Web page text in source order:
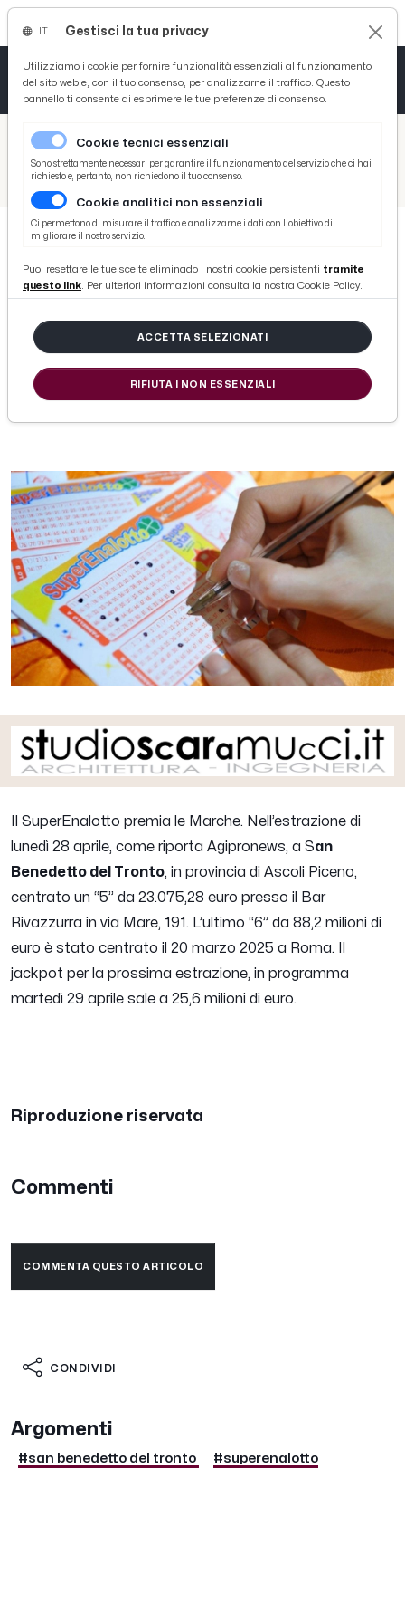
/ Picenotime
/ Comunicati Stampa
SuperEnalotto, sfiorato il ''6'' a San Benedetto del Tronto: centrato un ''5'' da oltre 23mila euro
SuperEnalotto, sfiorato il ''6'' a San
Benedetto del Tronto: centrato un
''5'' da oltre 23mila euro
di Redazione Picenotime
Il SuperEnalotto premia le Marche. Nell’estrazione di
lunedì 28 aprile, come riporta Agipronews, a San
Benedetto del Tronto, in provincia di Ascoli Piceno,
centrato un “5” da 23.075,28 euro presso il Bar
Rivazzurra in via Mare, 191. L’ultimo “6” da 88,2 milioni di
euro è stato centrato il 20 marzo 2025 a Roma. Il
jackpot per la prossima estrazione, in programma
martedì 29 aprile sale a 25,6 milioni di euro.
Riproduzione riservata
Commenti
COMMENTA QUESTO ARTICOLO
CONDIVIDI
Argomenti
#san benedetto del tronto #superenalotto
Gestisci la tua privacy
Utilizziamo i cookie per fornire funzionalità essenziali al funzionamento
del sito web e, con il tuo consenso, per analizzarne il traffico. Questo
pannello ti consente di esprimere le tue preferenze di consenso.
Cookie tecnici essenziali
Sono strettamente necessari per garantire il funzionamento del servizio che ci hai
richiesto e, pertanto, non richiedono il tuo consenso.
Cookie analitici non essenziali
Ci permettono di misurare il traffico e analizzarne i dati con l'obiettivo di
migliorare il nostro servizio.
Puoi resettare le tue scelte eliminado i nostri cookie persistenti tramite
questo link. Per ulteriori informazioni consulta la nostra Cookie Policy.
ACCETTA SELEZIONATI
RIFIUTA I NON ESSENZIALI
Tutto News
Tutto Sport
Basket
Ciclismo
Tutto Curiosità